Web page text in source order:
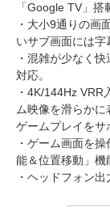
「Google TV」搭
・大小9通りの画
いサブ画面には字
・混雑が少なく
対応。
・4K/144Hz
ム映像を滑らか
ゲームプレイをサ
・ゲーム画面を
能＆位置移動」機
・ヘッドフォン